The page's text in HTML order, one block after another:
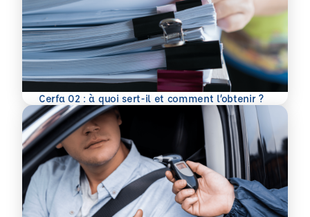
Cerfa 02 : à quoi sert-il et comment l’obtenir ?
En savoir plus